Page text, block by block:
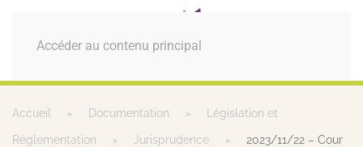
Accéder au contenu principal
MENU
Accueil Documentation Législation et
Réglementation Jurisprudence 2023/11/22 – Cour